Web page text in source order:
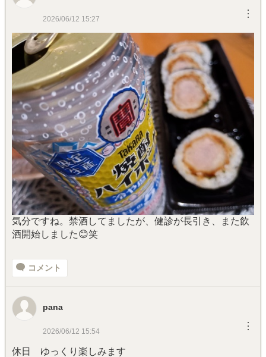
2026/06/12 15:27 ︙
気分ですね。禁酒してましたが、健診が長引き、また飲
酒開始しました😊笑
コメント
pana
2026/06/12 15:54 ︙
休日 ゆっくり楽しみます